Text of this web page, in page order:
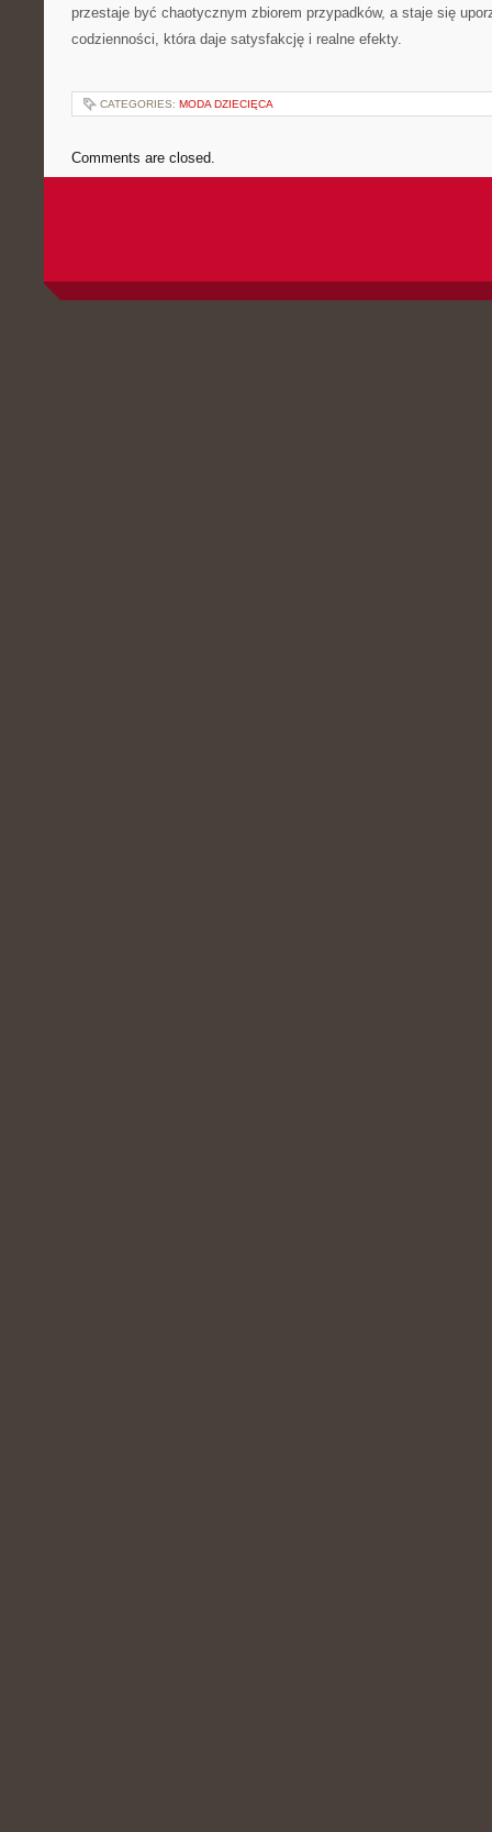
przestaje być chaotycznym zbiorem przypadków, a staje się
codzienności, która daje satysfakcję i realne efekty.
CATEGORIES: MODA DZIECIĘCA
Comments are closed.